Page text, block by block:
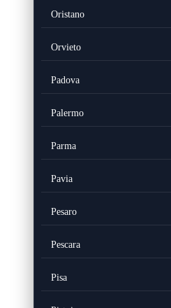
Oristano
Orvieto
Padova
Palermo
Parma
Pavia
Pesaro
Pescara
Pisa